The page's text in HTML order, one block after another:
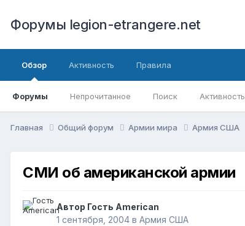
Форумы legion-etrangere.net
Обзор
Форумы Непрочитанное Поиск Активность
Активность Правила
Главная Общий форум Армии мира Армия США
СМИ об американской армии
Автор Гость American
1 сентября, 2004 в Армия США